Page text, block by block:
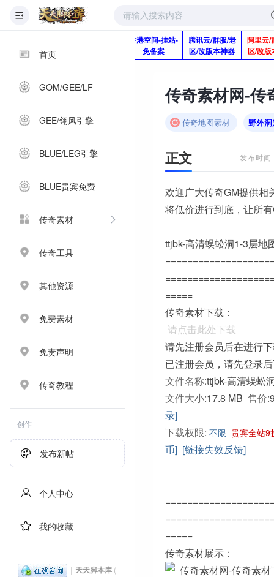
首页
GOM/GEE/LF
GEE/翎风引擎
BLUE/LEG引擎
BLUE贵宾免费
传奇素材
传奇工具
其他资源
免费素材
免责声明
传奇教程
创作
发布新帖
个人中心
我的收藏
| 天天脚本库 (
Q920992345
香港空间-挂站-
免备案
腾讯云/群服/老
区/改版本神器
阿里云/
区/改版
传奇地图素材 野外
正文 发布时
欢迎广大传奇GM提供相
将低价进行到底，让所
ttjbk-高清蜈蚣洞1-3层地
=====
传奇素材下载：
请点击此处下载
请先注册会员后在进行
已注册会员，请先登录
文件名称:ttjbk-高清蜈蚣
文件大小:17.8 MB 售价:
录]
下载权限: 不限 贵宾全站9
币] [链接失效反馈]
=====
传奇素材展示：